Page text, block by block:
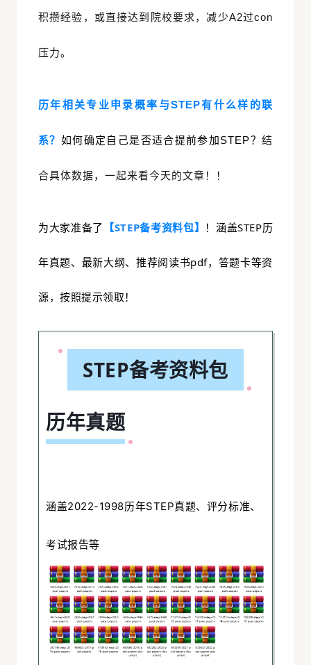
积攒经验，或直接达到院校要求，减少A2过con
压力。
历年相关专业申录概率与STEP有什么样的联
系？ 如何确定自己是否适合提前参加STEP？结
合具体数据，一起来看今天的文章！！
为大家准备了 【STEP备考资料包】 ！涵盖STEP历
年真题、最新大纲、推荐阅读书pdf，答题卡等资
源，按照提示领取！
STEP备考资料包
历年真题
5
面
库
课
程
大
纲
涵盖2022-1998历年STEP真题、评分标准、
考试报告等
模
拟
案
解
准